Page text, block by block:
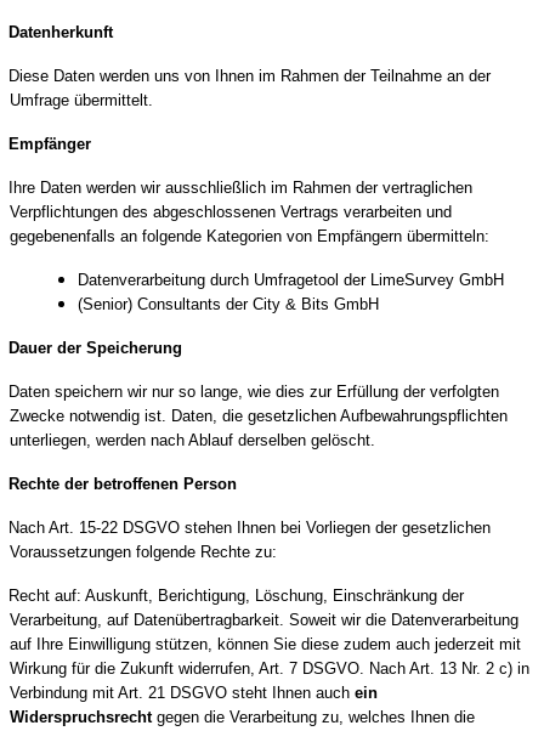
Datenherkunft
Diese Daten werden uns von Ihnen im Rahmen der Teilnahme an der
Umfrage übermittelt.
Empfänger
Ihre Daten werden wir ausschließlich im Rahmen der vertraglichen
Verpflichtungen des abgeschlossenen Vertrags verarbeiten und
gegebenenfalls an folgende Kategorien von Empfängern übermitteln:
Datenverarbeitung durch Umfragetool der LimeSurvey GmbH
(Senior) Consultants der City & Bits GmbH
Dauer der Speicherung
Daten speichern wir nur so lange, wie dies zur Erfüllung der verfolgten
Zwecke notwendig ist. Daten, die gesetzlichen Aufbewahrungspflichten
unterliegen, werden nach Ablauf derselben gelöscht.
Rechte der betroffenen Person
Nach Art. 15-22 DSGVO stehen Ihnen bei Vorliegen der gesetzlichen
Voraussetzungen folgende Rechte zu:
Recht auf: Auskunft, Berichtigung, Löschung, Einschränkung der
Verarbeitung, auf Datenübertragbarkeit. Soweit wir die Datenverarbeitung
auf Ihre Einwilligung stützen, können Sie diese zudem auch jederzeit mit
Wirkung für die Zukunft widerrufen, Art. 7 DSGVO. Nach Art. 13 Nr. 2 c) in
Verbindung mit Art. 21 DSGVO steht Ihnen auch ein
Widerspruchsrechtgegen die Verarbeitung zu, welches Ihnen die